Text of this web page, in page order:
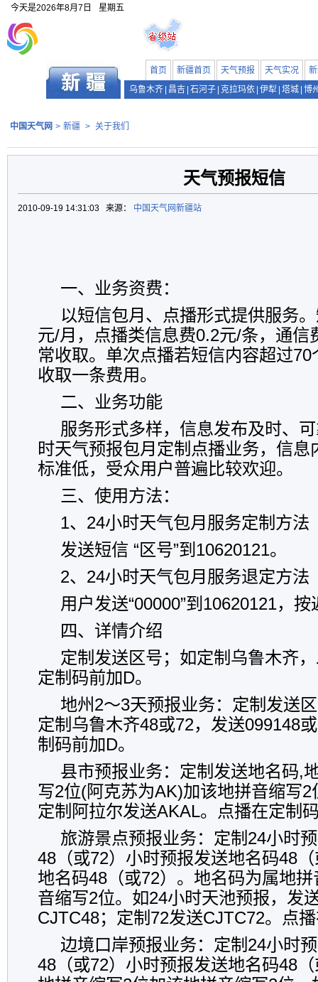
今天是2026年8月7日 星期五
首页 新疆首页 天气预报 天气实况
乌鲁木齐 昌吉 石河子 克拉玛依 伊犁 塔城 博
中国天气网 > 新疆 > 关于我们
天气预报短信
2010-09-19 14:31:03 来源： 中国天气网新疆站
一、业务资费：
以短信包月、点播形式提供服务
元/月，点播类信息费0.2元/条，通信
常收取。单次点播若短信内容超过
收取一条费用。
二、业务功能
服务形式多样，信息发布及时、
时天气预报包月定制点播业务，信息
标准低，受众用户普遍比较欢迎。
三、使用方法：
1、24小时天气包月服务定制方法
发送短信 “区号”到10620121。
2、24小时天气包月服务退定方法
用户发送“00000”到10620121，
四、详情介绍
定制发送区号；如定制乌鲁木齐
定制码前加D。
地州2～3天预报业务： 定制发送
定制乌鲁木齐48或72，发送099148
制码前加D。
县市预报业务： 定制发送地名码,
写2位(阿克苏为AK)加该地拼音缩写
定制阿拉尔发送AKAL。点播在定制
旅游景点预报业务： 定制24小时
48（或72）小时预报发送地名码48
地名码48（或72）。地名码为属地
音缩写2位。如24小时天池预报，发
CJTC48；定制72发送CJTC72。点
边境口岸预报业务： 定制24小时
48（或72）小时预报发送地名码48